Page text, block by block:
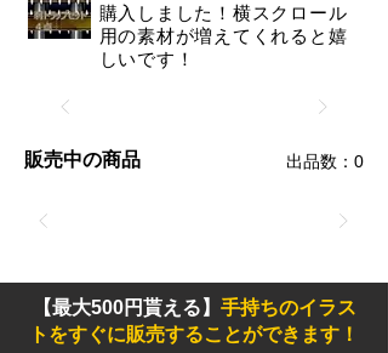
購入しました！横スクロール
用の素材が増えてくれると嬉
しいです！
販売中の商品 ​出品数：0
【最大500円貰える】 手持ちのイラス
トをすぐに販売することができます！